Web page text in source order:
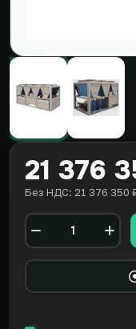
21 376
Без НДС: 21 376 350
Количество